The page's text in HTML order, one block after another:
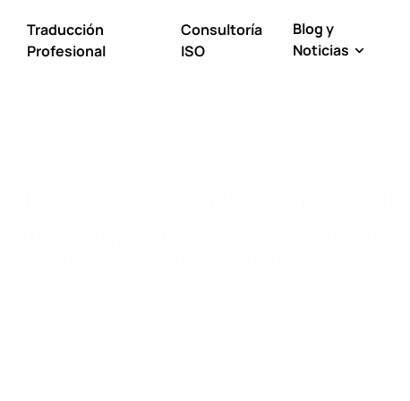
Traducción
Profesional
Consultoría
ISO
Blog y
Noticias